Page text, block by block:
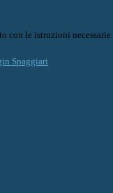
con le istruzioni necessarie.
Spaggiari